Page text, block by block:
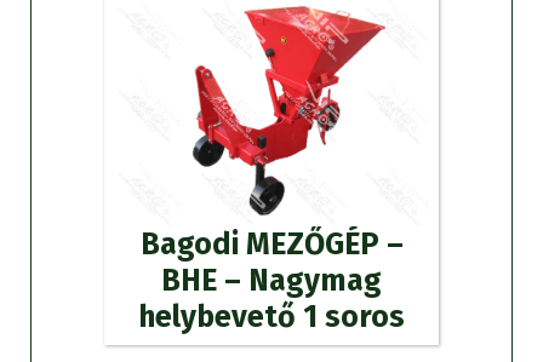
Bagodi MEZŐGÉP –
BHE – Nagymag
helybevető 1 soros